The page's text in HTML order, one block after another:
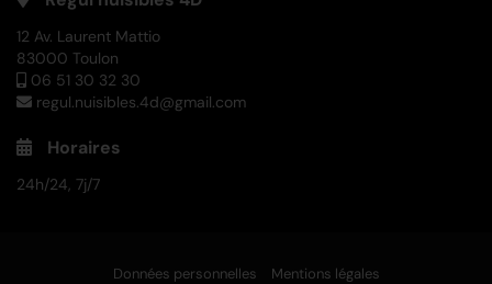
12 Av. Laurent Mattio
83000 Toulon
06 51 30 32 30
regul.nuisibles.4d@gmail.com
Horaires
24h/24, 7j/7
Données personnelles Mentions légales